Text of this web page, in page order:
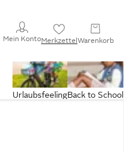
Mein KontoMerkzettelWarenkorb
Back to School
Urlaubsfeeling